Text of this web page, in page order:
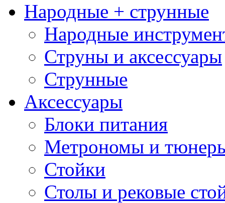
Народные + струнные
Народные
Струны и аксессуары
Струнные
Аксессуары
Блоки питания
Метрономы и
Стойки
Столы и рековые